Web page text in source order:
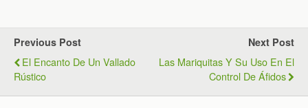
Previous Post
El Encanto De Un Vallado
Rústico
Next Post
Las Mariquitas Y Su Uso En El
Control De Áfidos